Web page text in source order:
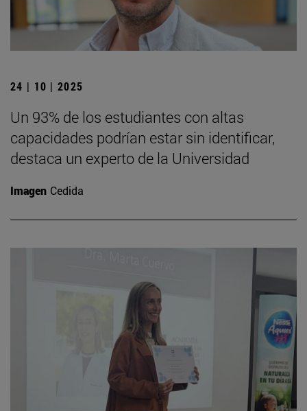
24 | 10 | 2025
Un 93% de los estudiantes con altas
capacidades podrían estar sin identificar,
destaca un experto de la Universidad
Imagen Cedida